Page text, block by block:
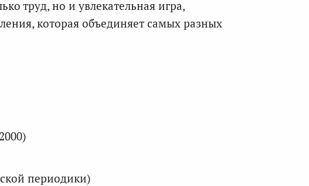
труд, но и увлекательная игра,
которая объединяет самых разных
периодики)